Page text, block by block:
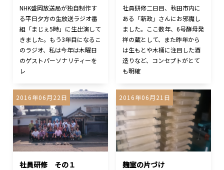
NHK盛岡放送局が独自制作す
る平日夕方の生放送ラジオ番
組「まじぇ5時」に生出演して
きました。もう3年目になるこ
のラジオ、私は今年は木曜日
のゲストパーソナリティーを
レ
社員研修二日目、秋田市内に
ある「新政」さんにお邪魔し
ました。ここ数年、6号酵母発
祥の蔵として、また昨年から
は生もとや木桶に注目した酒
造りなど、コンセプトがとて
も明確
2016年06月22日
社員研修 その１
2016年06月21日
麹室の片づけ